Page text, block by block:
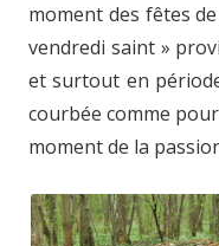
moment des fêtes
vendredi saint »
et surtout en
courbée comme
moment de la